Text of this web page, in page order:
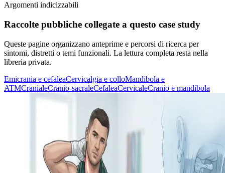
Argomenti indicizzabili
Raccolte pubbliche collegate a questo case study
Queste pagine organizzano anteprime e percorsi di ricerca per
sintomi, distretti o temi funzionali. La lettura completa resta nella
libreria privata.
Emicrania e cefaleaCervicalgia e colloMandibola e
ATMCranialeCranio-sacraleCefaleaCervicaleCranio e mandibola